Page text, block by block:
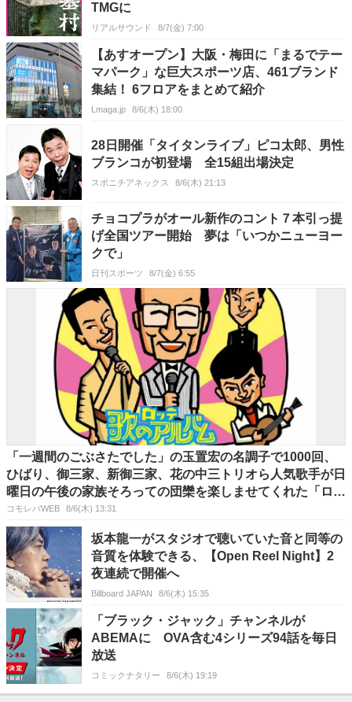
TMGに
リアルサウンド 8/7(金) 7:00
【あすオープン】大阪・梅田に「まるでテー
マパーク」な巨大スポーツ店、461ブランド
集結！ 6フロアをまとめて紹介
Lmaga.jp 8/6(木) 18:00
28日開催「タイタンライブ」ピコ太郎、男性
ブランコが初登場 全15組出場決定
スポニチアネックス 8/6(木) 21:13
チョコプラがオール新作のコント７本引っ提
げ全国ツアー開始 夢は「いつかニューヨー
クで」
日刊スポーツ 8/7(金) 6:55
「一週間のごぶさたでした」の玉置宏の名調子で1000回、
ひばり、御三家、新御三家、花の中三トリオら人気歌手が日
曜日の午後の家族そろっての団欒を楽しませてくれた「ロッ
テ歌のアルバム」
コモレバWEB 8/6(木) 13:31
坂本龍一がスタジオで聴いていた音と同等の
音質を体験できる、【Open Reel Night】2
夜連続で開催へ
Billboard JAPAN 8/6(木) 15:35
「ブラック・ジャック」チャンネルが
ABEMAに OVA含む4シリーズ94話を毎日
放送
コミックナタリー 8/6(木) 19:19